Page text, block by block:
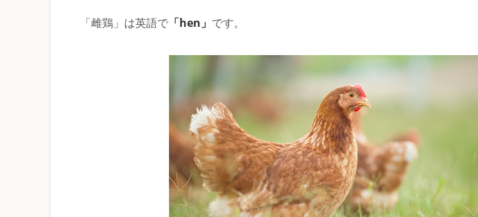
「雌鶏」は英語で 「hen」 です。